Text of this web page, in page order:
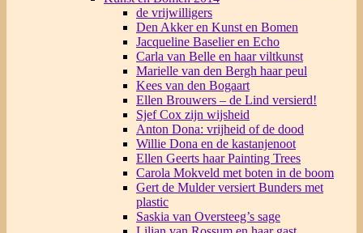
de vrijwilligers
Den Akker en Kunst en Bomen
Jacqueline Baselier en Echo
Carla van Belle en haar viltkunst
Marielle van den Bergh haar peul
Kees van den Bogaart
Ellen Brouwers – de Lind versierd!
Sjef Cox zijn wijsheid
Anton Dona: vrijheid of de dood
Willie Dona en de kastanjenoot
Ellen Geerts haar Painting Trees
Carola Mokveld met boten in de boom
Gert de Mulder versiert Bunders met
plastic
Saskia van Oversteeg’s sage